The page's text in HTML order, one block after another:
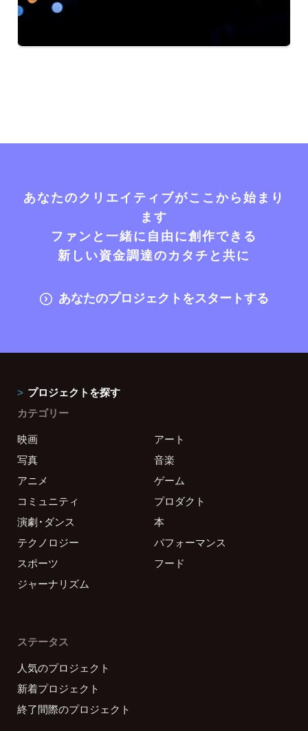
あなたのクリエイティブがここから始まり
ます
ファンと一緒に自由に創作できる
新しい資金調達のカタチと共に
あなたのプロジェクトをスタートする
プロジェクトを探す
カテゴリー
映画
アート
写真
音楽
アニメ
ゲーム
コミュニティ
プロダクト
演劇・ダンス
本
テクノロジー
パフォーマンス
スポーツ
フード
ジャーナリズム
ステータス
人気のプロジェクト
新着プロジェクト
終了間際のプロジェクト